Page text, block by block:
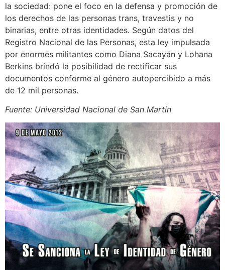
la sociedad: pone el foco en la defensa y promoción de
los derechos de las personas trans, travestis y no
binarias, entre otras identidades. Según datos del
Registro Nacional de las Personas, esta ley impulsada
por enormes militantes como Diana Sacayán y Lohana
Berkins brindó la posibilidad de rectificar sus
documentos conforme al género autopercibido a más
de 12 mil personas.
Fuente: Universidad Nacional de San Martín